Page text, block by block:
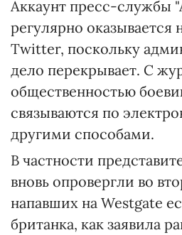
Аккаунт пресс-службы
регулярно оказывается
Twitter, поскольку
дело перекрывает. С
общественностью
связываются по
другими способами.
В частности
вновь опровергли во
напавших на Westgate
британка, как заявила